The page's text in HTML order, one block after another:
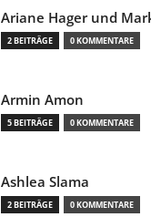
Ariane Hager und
2 BEITRÄGE 0 KOMMENTARE
Armin Amon
5 BEITRÄGE 0 KOMMENTARE
Ashlea Slama
2 BEITRÄGE 0 KOMMENTARE